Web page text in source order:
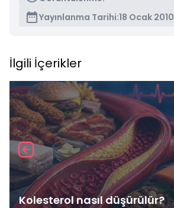
Yayınlanma Tarihi:18 Ocak 2010
İlgili İçerikler
Kolesterol nasıl düşürülür?